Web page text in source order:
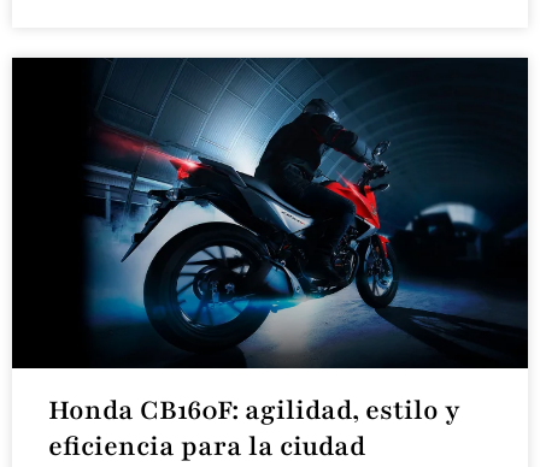
Honda CB160F: agilidad, estilo y
eficiencia para la ciudad